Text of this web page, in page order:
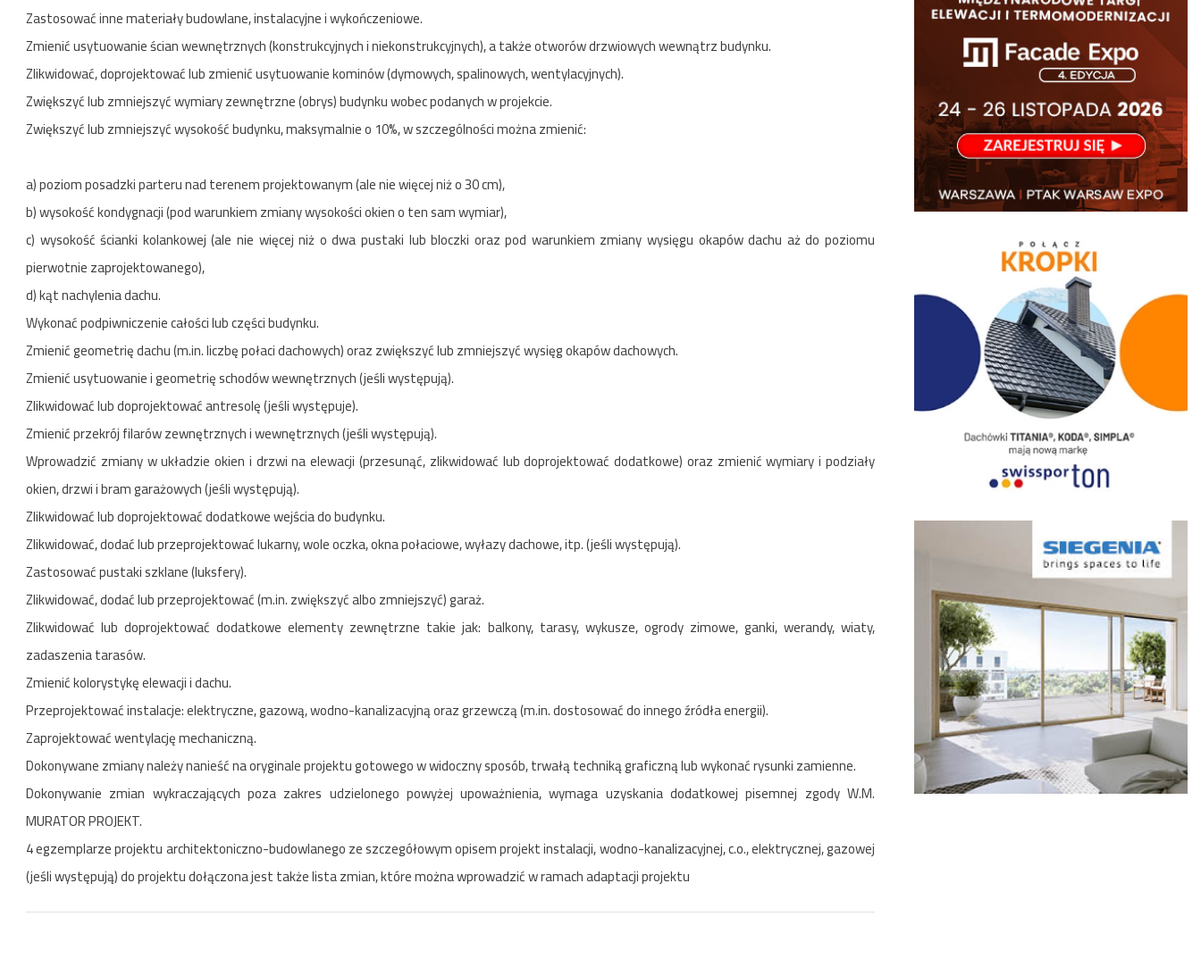
Zastosować inne materiały budowlane, instalacyjne i wykończeniowe.
Zmienić usytuowanie ścian wewnętrznych (konstrukcyjnych i niekonstrukcyjnych), a także otworów drzwiowych wewnątrz budynku.
Zlikwidować, doprojektować lub zmienić usytuowanie kominów (dymowych, spalinowych, wentylacyjnych).
Zwiększyć lub zmniejszyć wymiary zewnętrzne (obrys) budynku wobec podanych w projekcie.
Zwiększyć lub zmniejszyć wysokość budynku, maksymalnie o 10%, w szczególności można zmienić:
a) poziom posadzki parteru nad terenem projektowanym (ale nie więcej niż o 30 cm),
b) wysokość kondygnacji (pod warunkiem zmiany wysokości okien o ten sam wymiar),
c) wysokość ścianki kolankowej (ale nie więcej niż o dwa pustaki lub bloczki oraz pod warunkiem zmiany wysięgu okapów dachu aż do poziomu
pierwotnie zaprojektowanego),
d) kąt nachylenia dachu.
Wykonać podpiwniczenie całości lub części budynku.
Zmienić geometrię dachu (m.in. liczbę połaci dachowych) oraz zwiększyć lub zmniejszyć wysięg okapów dachowych.
Zmienić usytuowanie i geometrię schodów wewnętrznych (jeśli występują).
Zlikwidować lub doprojektować antresolę (jeśli występuje).
Zmienić przekrój filarów zewnętrznych i wewnętrznych (jeśli występują).
Wprowadzić zmiany w układzie okien i drzwi na elewacji (przesunąć, zlikwidować lub doprojektować dodatkowe) oraz zmienić wymiary i podziały
okien, drzwi i bram garażowych (jeśli występują).
Zlikwidować lub doprojektować dodatkowe wejścia do budynku.
Zlikwidować, dodać lub przeprojektować lukarny, wole oczka, okna połaciowe, wyłazy dachowe, itp. (jeśli występują).
Zastosować pustaki szklane (luksfery).
Zlikwidować, dodać lub przeprojektować (m.in. zwiększyć albo zmniejszyć) garaż.
Zlikwidować lub doprojektować dodatkowe elementy zewnętrzne takie jak: balkony, tarasy, wykusze, ogrody zimowe, ganki, werandy, wiaty,
zadaszenia tarasów.
Zmienić kolorystykę elewacji i dachu.
Przeprojektować instalacje: elektryczne, gazową, wodno-kanalizacyjną oraz grzewczą (m.in. dostosować do innego źródła energii).
Zaprojektować wentylację mechaniczną.
Dokonywane zmiany należy nanieść na oryginale projektu gotowego w widoczny sposób, trwałą techniką graficzną lub wykonać rysunki zamienne.
Dokonywanie zmian wykraczających poza zakres udzielonego powyżej upoważnienia, wymaga uzyskania dodatkowej pisemnej zgody W.M.
MURATOR PROJEKT.
4 egzemplarze projektu architektoniczno-budowlanego ze szczegółowym opisem projekt instalacji, wodno-kanalizacyjnej, c.o., elektrycznej, gazowej
(jeśli występują) do projektu dołączona jest także lista zmian, które można wprowadzić w ramach adaptacji projektu